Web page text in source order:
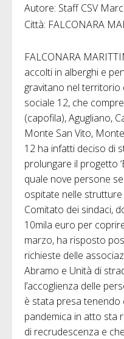
Autore: Staff CSV
Città: FALCONARA
FALCONARA
accolti in alberghi e
gravitano nel territorio
sociale 12, che
(capofila), Agugliano,
Monte San Vito,
12 ha infatti deciso di
prolungare il progetto
quale nove persone
ospitate nelle
Comitato dei sindaci,
10mila euro per
marzo, ha risposto
richieste delle
Abramo e Unità di
l’accoglienza delle
è stata presa
pandemica in atto sta
di recrudescenza e